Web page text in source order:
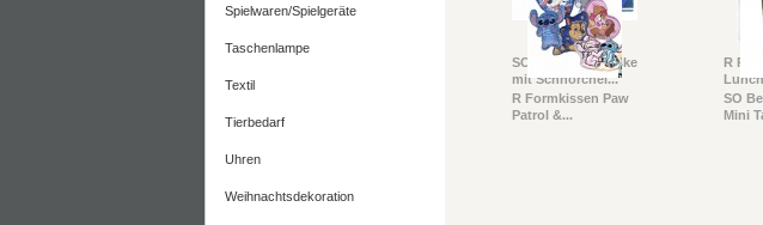
Spielwaren/Spielgeräte
Taschenlampe
Textil
Tierbedarf
Uhren
Weihnachtsdekoration
SO Schwimmmaske
mit Schnorchel...
R
R Formkissen Paw
Patrol &...
SO
Mini